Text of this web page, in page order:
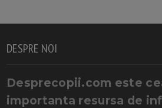
DESPRE NOI
Desprecopii.com este
importanta resursa de